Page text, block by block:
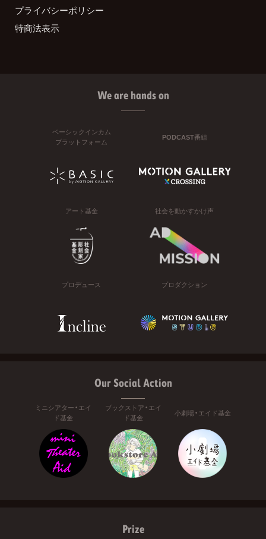
プライバシーポリシー
特商法表示
We are hands on
ベーシックインカム
プラットフォーム
PODCAST番組
アート基金 社会を動かすかけ声
プロデュース プロダクション
Our Social Action
ミニシアター・エイ
ド基金
ブックストア・エイ
ド基金
小劇場・エイド基金
Prize